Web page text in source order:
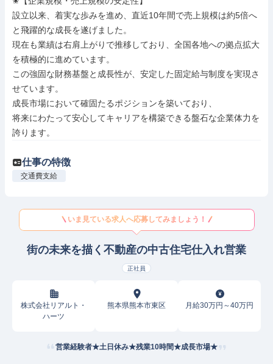
設立以来、着実な歩みを進め、直近10年間で売上規模は約5倍へ
と飛躍的な成長を遂げました。
現在も業績は右肩上がりで推移しており、全国各地への拠点拡大
を積極的に進めています。
この強固な財務基盤と成長性が、安定した固定給与制度を実現さ
せています。
成長市場において確固たるポジションを築いており、
将来にわたって安心してキャリアを構築できる盤石な企業体力を
誇ります。
仕事の特徴
交通費支給
いま見ている求人へ応募してみましょう！
街の未来を描く不動産の中古住宅仕入れ営業
正社員
株式会社リアルト・
ハーツ
熊本県熊本市東区 月給30万円～40万円
営業経験者★土日休み★残業10時間★成長市場★